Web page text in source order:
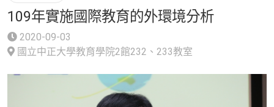
109年實施國際教育的外環境分析
2020-09-03
國立中正大學教育學院2館232、233教室